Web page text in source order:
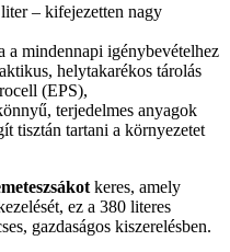
– kifejezetten nagy
a mindennapi igénybevételhez
helytakarékos tárolás
(EPS),
terjedelmes anyagok
tisztán tartani a környezetet
keres, amely
ez a 380 literes
gazdaságos kiszerelésben.